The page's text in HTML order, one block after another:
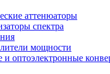
аттенюаторы
спектра
мощности
и оптоэлектронные